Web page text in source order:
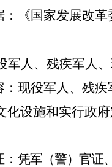
：《国家发展改
军人、残疾军人
：现役军人、残
化设施和实行政
凭军（警）官证